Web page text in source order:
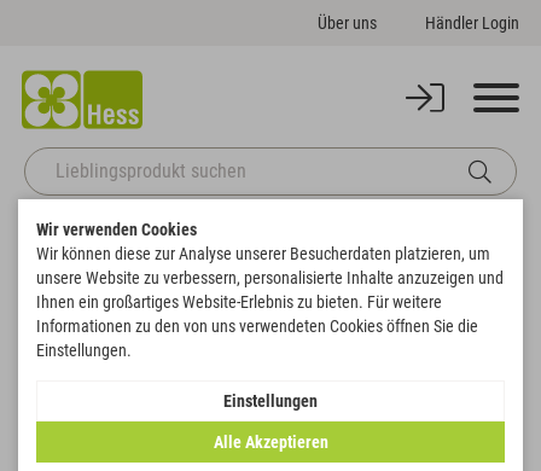
Über uns Händler Login
Startseite Themenwelten
Herz-Stecker flach mit Spruch
Zurück zur Artikelübersicht
Wir verwenden Cookies
Wir können diese zur Analyse unserer Besucherdaten platzieren, um
unsere Website zu verbessern, personalisierte Inhalte anzuzeigen und
Ihnen ein großartiges Website-Erlebnis zu bieten. Für weitere
Informationen zu den von uns verwendeten Cookies öffnen Sie die
Einstellungen.
Einstellungen
Alle Akzeptieren